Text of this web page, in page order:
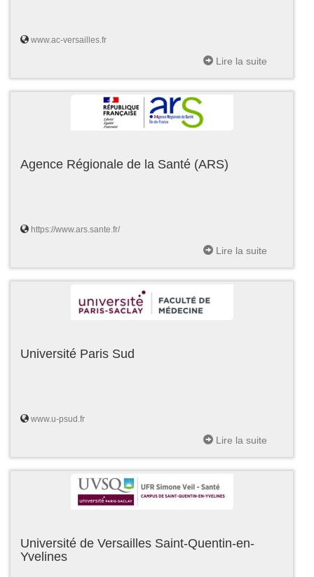
www.ac-versailles.fr
Lire la suite
Agence Régionale de la Santé (ARS)
https://www.ars.sante.fr/
Lire la suite
Université Paris Sud
www.u-psud.fr
Lire la suite
Université de Versailles Saint-Quentin-en-
Yvelines